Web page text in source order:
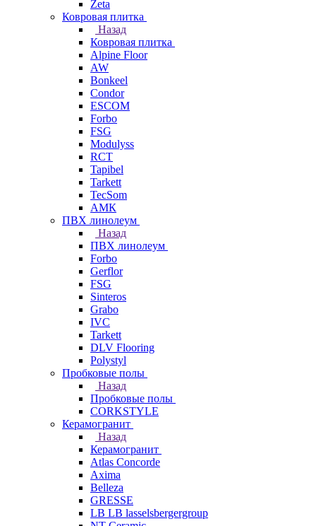
Zeta
Ковровая плитка
Назад
Ковровая плитка
Alpine Floor
AW
Bonkeel
Condor
ESCOM
Forbo
FSG
Modulyss
RCT
Tapibel
Tarkett
TecSom
АМК
ПВХ линолеум
Назад
ПВХ линолеум
Forbo
Gerflor
FSG
Sinteros
Grabo
IVC
Tarkett
DLV Flooring
Polystyl
Пробковые полы
Назад
Пробковые полы
CORKSTYLE
Керамогранит
Назад
Керамогранит
Atlas Concorde
Axima
Belleza
GRESSE
LB LB lasselsbergergroup